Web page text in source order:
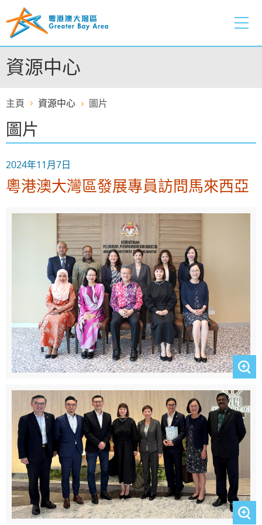
至
容
的
開
資源中心
主頁 資源中心 圖片
圖片
2024年11月7日
粵港澳大灣區發展專員訪問馬來西亞